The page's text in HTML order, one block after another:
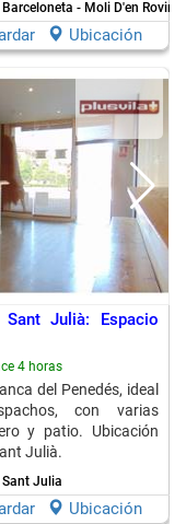
- Moli D'en Rovir
Ubicación
Julià: Espacio
4 horas
del Penedés, ideal
con varias
y patio. Ubicación
Julià.
Sant Julia
Ubicación